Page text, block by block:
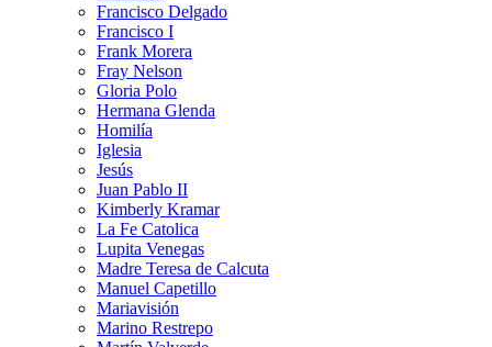
Francisco Delgado
Francisco I
Frank Morera
Fray Nelson
Gloria Polo
Hermana Glenda
Homilía
Iglesia
Jesús
Juan Pablo II
Kimberly Kramar
La Fe Catolica
Lupita Venegas
Madre Teresa de Calcuta
Manuel Capetillo
Mariavisión
Marino Restrepo